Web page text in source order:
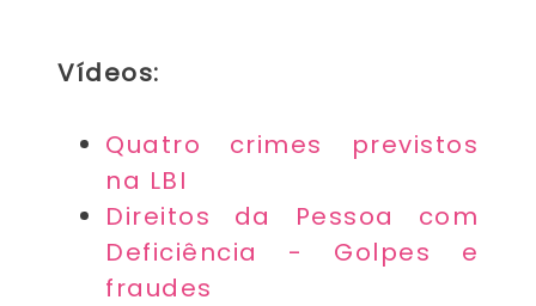
Vídeos:
Quatro crimes previstos
na LBI
Direitos da Pessoa com
Deficiência - Golpes e
fraudes